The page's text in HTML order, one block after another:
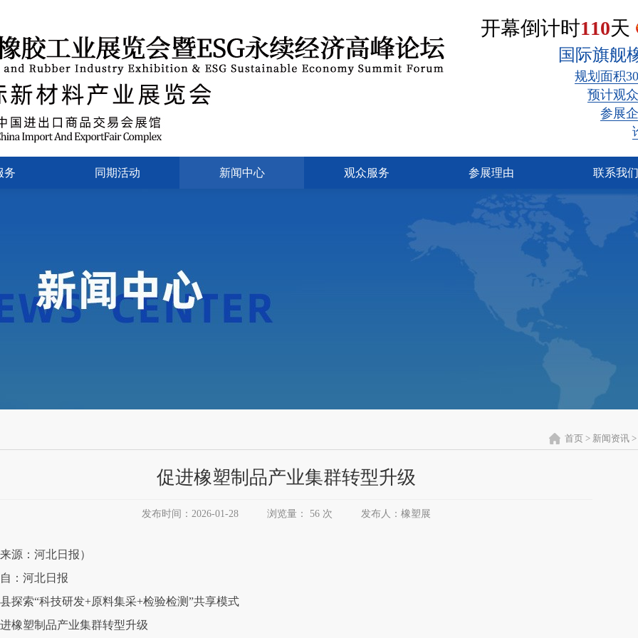
开幕倒计时110天
国际旗舰
规划面积
预计观
参展
务 同期活动 新闻中心 观众服务 参展理由 联系我们
首页 > 新闻资讯 >
促进橡塑制品产业集群转型升级
发布时间：2026-01-28 浏览量： 56 次 发布人：橡塑展
源：河北日报）
：河北日报
探索“科技研发+原料集采+检验检测”共享模式
橡塑制品产业集群转型升级